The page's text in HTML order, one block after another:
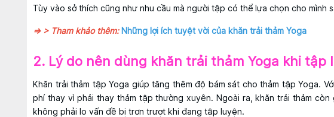
Tùy vào sở thích cũng như nhu cầu mà người tập có thể lựa chọn cho mình
=> > Tham khảo thêm: Những lợi ích tuyệt vời của khăn trải thảm Yoga
2. Lý do nên dùng khăn trải thảm Yoga khi tập
Khăn trải thảm tập Yoga giúp tăng thêm độ bám sát cho thảm tập Yoga.
phí thay vì phải thay thảm tập thường xuyên. Ngoài ra, khăn trải thảm
không phải lo vấn đề bị trơn trượt khi đang tập luyện.